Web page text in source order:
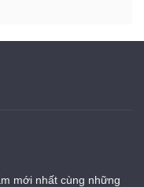
mới nhất cùng những